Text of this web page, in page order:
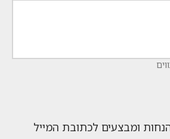
ומבצעים לכתובת המייל